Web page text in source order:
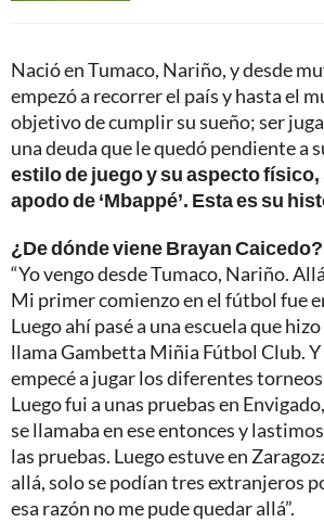
Nació en Tumaco, Nariño, y desde
empezó a recorrer el país y hasta el
objetivo de cumplir su sueño; ser
una deuda que le quedó pendiente a
estilo de juego y su aspecto físico,
apodo de ‘Mbappé’. Esta es su
¿De dónde viene Brayan Caicedo?
“Yo vengo desde Tumaco, Nariño.
Mi primer comienzo en el fútbol fue
Luego ahí pasé a una escuela que
llama Gambetta Miñia Fútbol Club. Y
empecé a jugar los diferentes
Luego fui a unas pruebas en
se llamaba en ese entonces y
las pruebas. Luego estuve en
allá, solo se podían tres extranjeros
esa razón no me pude quedar allá”.